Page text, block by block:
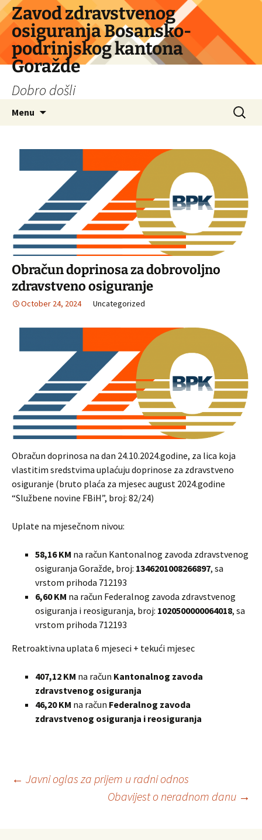
Skip
to
content
Zavod zdravstvenog
osiguranja Bosansko-
podrinjskog kantona
Goražde
Dobro došli
Menu
Search
for:
Obračun doprinosa za dobrovoljno
zdravstveno osiguranje
October 24, 2024 Uncategorized
Obračun doprinosa na dan 24.10.2024.godine, za lica koja
vlastitim sredstvima uplaćuju doprinose za zdravstveno
osiguranje (bruto plaća za mjesec august 2024.godine
“Službene novine FBiH”, broj: 82/24)
Uplate na mjesečnom nivou:
58,16 KM na račun Kantonalnog zavoda zdravstvenog
osiguranja Goražde, broj: 1346201008266897, sa
vrstom prihoda 712193
6,60 KM na račun Federalnog zavoda zdravstvenog
osiguranja i reosiguranja, broj: 1020500000064018, sa
vrstom prihoda 712193
Retroaktivna uplata 6 mjeseci + tekući mjesec
407,12 KM na račun Kantonalnog zavoda
zdravstvenog osiguranja
46,20 KM na račun Federalnog zavoda
zdravstvenog osiguranja i reosiguranja
Post
← Javni oglas za prijem u radni odnos
Obavijest o neradnom danu →